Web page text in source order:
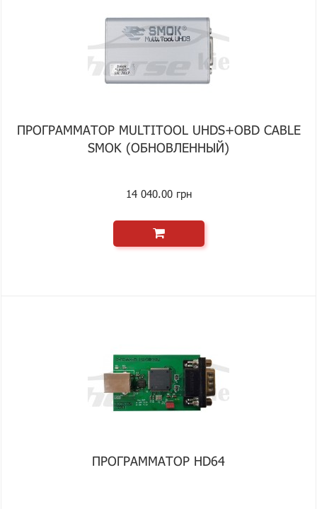
ПРОГРАММАТОР MULTITOOL UHDS+OBD CABLE
SMOK (ОБНОВЛЕННЫЙ)
14 040.00 грн
ПРОГРАММАТОР HD64